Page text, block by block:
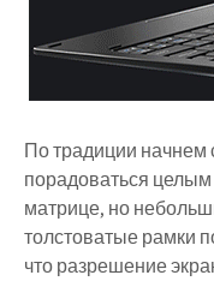
По традиции начнем
порадоваться
матрице, но
толстоватые рамки
что разрешение